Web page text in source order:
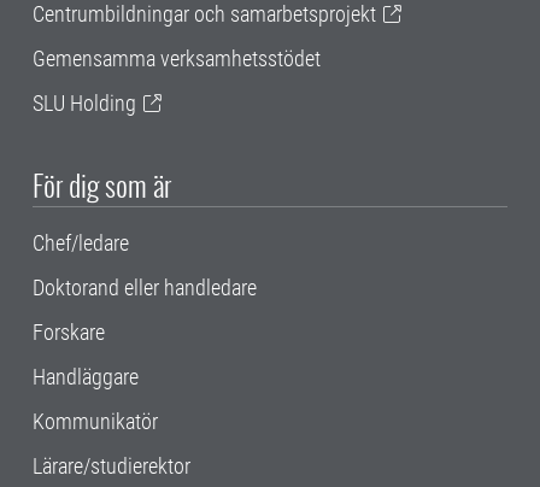
Centrumbildningar och samarbetsprojekt
Gemensamma verksamhetsstödet
SLU Holding
För dig som är
Chef/ledare
Doktorand eller handledare
Forskare
Handläggare
Kommunikatör
Lärare/studierektor